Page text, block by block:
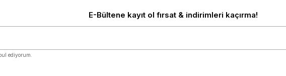
E-Bültene kayıt ol fırsat & indirimleri kaçırma!
ediyorum.